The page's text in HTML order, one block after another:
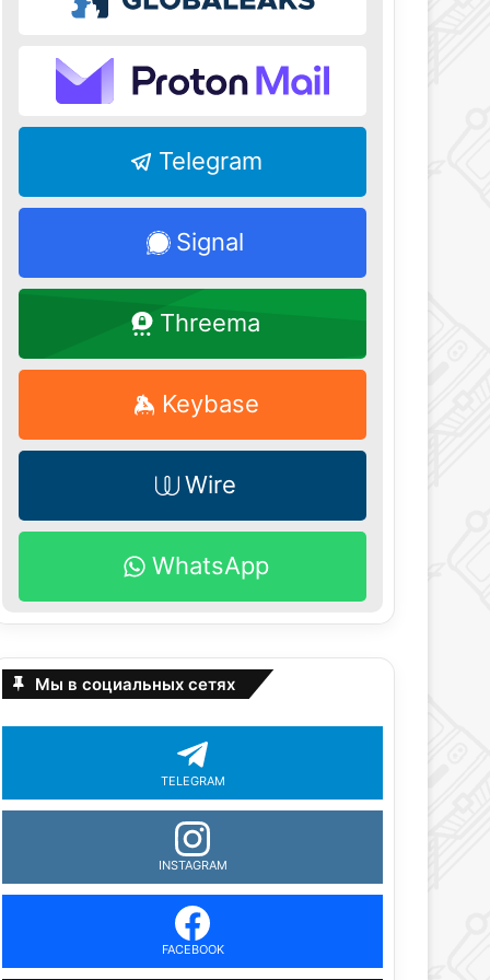
Telegram
Signal
Threema
Keybase
Wire
WhatsApp
Мы в социальных сетях
TELEGRAM
INSTAGRAM
FACEBOOK